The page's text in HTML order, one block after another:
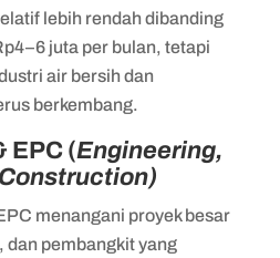
lebih rendah dibanding
juta per bulan, tetapi
air bersih dan
berkembang.
EPC (Engineering,
menangani proyek besar
pembangkit yang